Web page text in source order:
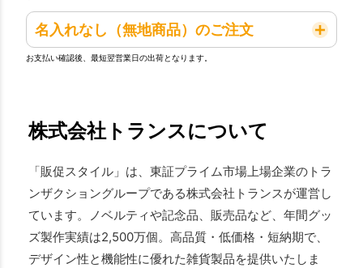
名入れなし（無地商品）のご注文
お支払い確認後、最短翌営業日の出荷となります。
株式会社トランスについて
「販促スタイル」は、東証プライム市場上場企業のトラ
ンザクショングループである株式会社トランスが運営し
ています。ノベルティや記念品、販売品など、年間グッ
ズ製作実績は2,500万個。高品質・低価格・短納期で、
デザイン性と機能性に優れた雑貨製品を提供いたしま